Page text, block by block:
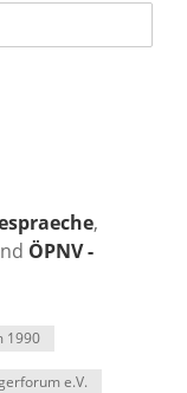
,
ÖPNV -
1990
e.V.